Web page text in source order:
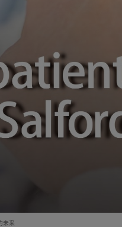
未来